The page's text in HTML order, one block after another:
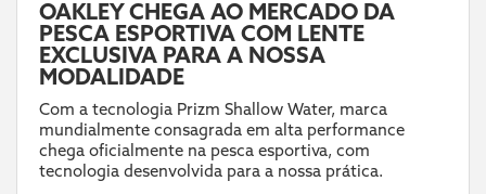
OAKLEY CHEGA AO MERCADO DA
PESCA ESPORTIVA COM LENTE
EXCLUSIVA PARA A NOSSA
MODALIDADE
Com a tecnologia Prizm Shallow Water, marca
mundialmente consagrada em alta performance
chega oficialmente na pesca esportiva, com
tecnologia desenvolvida para a nossa prática.